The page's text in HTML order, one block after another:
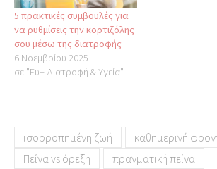
5 πρακτικές συμβουλές για
να ρυθμίσεις την κορτιζόλης
σου μέσω της διατροφής
6 Νοεμβρίου 2025
σε "Ευ+ Διατροφή & Υγεία"
ισορροπημένη ζωή
καθημερινή
Πείνα vs όρεξη
πραγματική πείνα